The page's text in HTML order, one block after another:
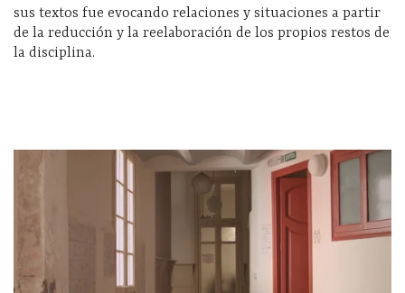
sus textos fue evocando relaciones y situaciones a partir
de la reducción y la reelaboración de los propios restos de
la disciplina.